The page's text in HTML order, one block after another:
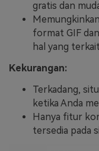
gratis dan
format GIF
hal yang
Kekurangan:
Terkadang,
ketika Anda
Hanya fitur
tersedia pada